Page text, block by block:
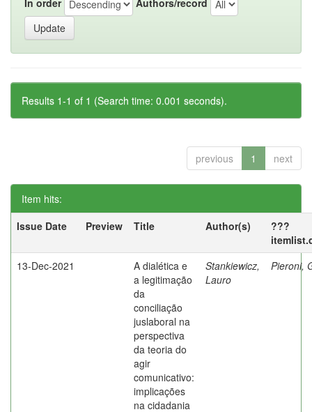
Results 1-1 of 1 (Search time: 0.001 seconds).
previous 1 next
Item hits:
Issue Date
Preview Title Author(s)
???
13-Dec-2021
A dialética e
a legitimação
da
conciliação
juslaboral na
perspectiva
da teoria do
agir
comunicativo:
implicações
na cidadania
Stankiewicz,
Lauro
Pieroni,